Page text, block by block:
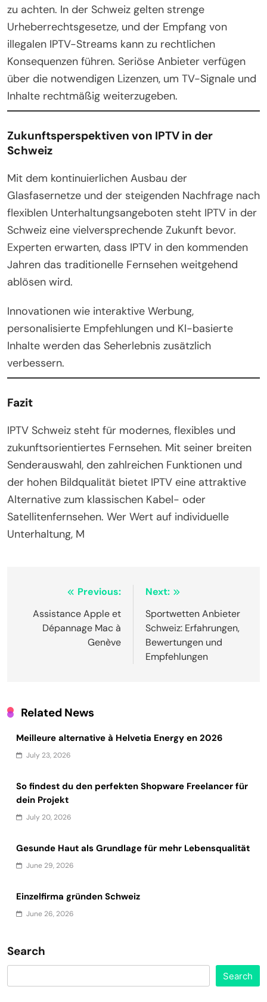
zu achten. In der Schweiz gelten strenge
Urheberrechtsgesetze, und der Empfang von
illegalen IPTV-Streams kann zu rechtlichen
Konsequenzen führen. Seriöse Anbieter verfügen
über die notwendigen Lizenzen, um TV-Signale und
Inhalte rechtmäßig weiterzugeben.
Zukunftsperspektiven von IPTV in der
Schweiz
Mit dem kontinuierlichen Ausbau der
Glasfasernetze und der steigenden Nachfrage nach
flexiblen Unterhaltungsangeboten steht IPTV in der
Schweiz eine vielversprechende Zukunft bevor.
Experten erwarten, dass IPTV in den kommenden
Jahren das traditionelle Fernsehen weitgehend
ablösen wird.
Innovationen wie interaktive Werbung,
personalisierte Empfehlungen und KI-basierte
Inhalte werden das Seherlebnis zusätzlich
verbessern.
Fazit
IPTV Schweiz steht für modernes, flexibles und
zukunftsorientiertes Fernsehen. Mit seiner breiten
Senderauswahl, den zahlreichen Funktionen und
der hohen Bildqualität bietet IPTV eine attraktive
Alternative zum klassischen Kabel- oder
Satellitenfernsehen. Wer Wert auf individuelle
Unterhaltung, M
navigation
Previous:
Assistance Apple et
Dépannage Mac à
Genève
Next:
Sportwetten Anbieter
Schweiz: Erfahrungen,
Bewertungen und
Empfehlungen
Related News
Meilleure alternative à Helvetia Energy en 2026
July 23, 2026
So findest du den perfekten Shopware Freelancer für
dein Projekt
July 20, 2026
Gesunde Haut als Grundlage für mehr Lebensqualität
June 29, 2026
Einzelfirma gründen Schweiz
June 26, 2026
Search
Search